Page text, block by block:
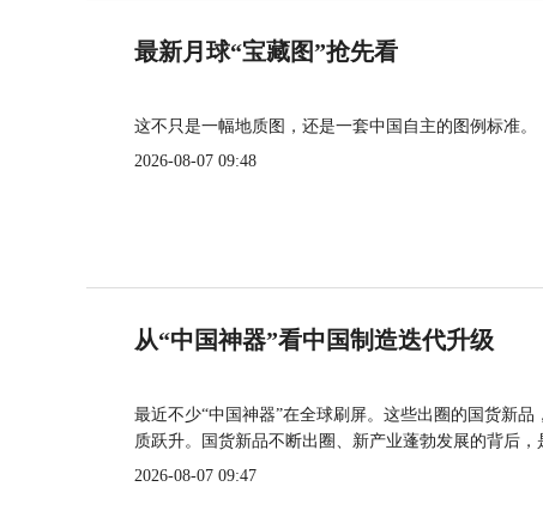
最新月球“宝藏图”抢先看
这不只是一幅地质图，还是一套中国自主的图例标准。
2026-08-07 09:48
从“中国神器”看中国制造迭代升级
最近不少“中国神器”在全球刷屏。这些出圈的国货新
质跃升。国货新品不断出圈、新产业蓬勃发展的背后，
2026-08-07 09:47